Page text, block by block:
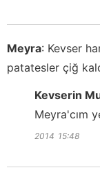
Meyra: Kevser
patatesler çiğ
Kevserin
Meyra'cım
2014 15:48